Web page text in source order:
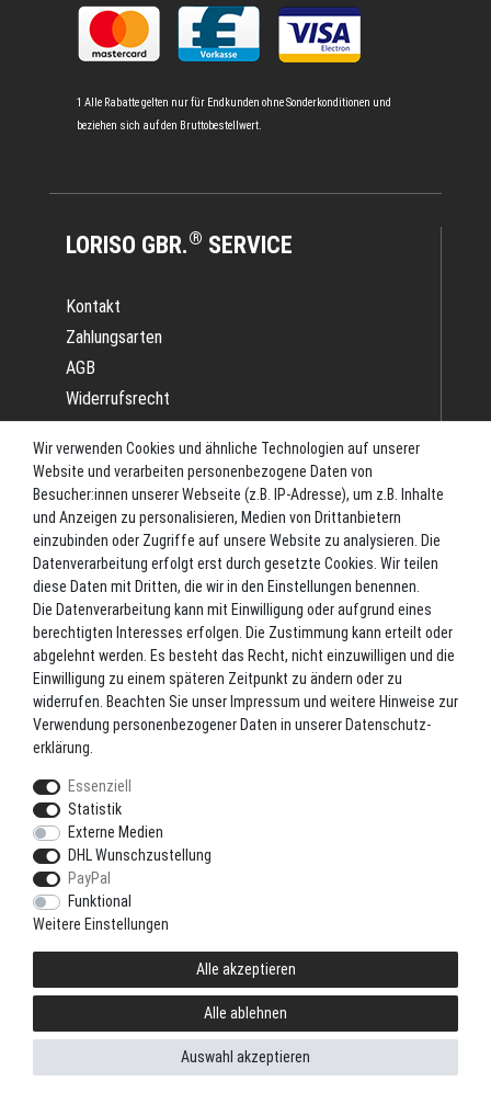
1 Alle Rabatte gelten nur für Endkunden ohne Sonderkonditionen und
beziehen sich auf den Bruttobestellwert.
LORISO GBR.® SERVICE
Kontakt
Zahlungsarten
AGB
Widerrufsrecht
Datenschutz
Batterieverordnung
Versand
Blog
TOP-KATEGORIEN
Angel-Rollen
Angel-Zubehör
Bekleidung
Camping
Markenshop
Ruten
Ruten + Rolle + Schnur
Zielfischprogramme
© Copyright 2021 LoRiSo GbR. Alle Rechte vorbehalten.
Wir verwenden Cookies und ähnliche Technologien auf unserer
Website und verarbeiten personenbezogene Daten von
Besucher:innen unserer Webseite (z.B. IP-Adresse), um z.B. Inhalte
und Anzeigen zu personalisieren, Medien von Drittanbietern
einzubinden oder Zugriffe auf unsere Website zu analysieren. Die
Datenverarbeitung erfolgt erst durch gesetzte Cookies. Wir teilen
diese Daten mit Dritten, die wir in den Einstellungen benennen.
Die Datenverarbeitung kann mit Einwilligung oder aufgrund eines
berechtigten Interesses erfolgen. Die Zustimmung kann erteilt oder
abgelehnt werden. Es besteht das Recht, nicht einzuwilligen und die
Einwilligung zu einem späteren Zeitpunkt zu ändern oder zu
widerrufen. Beachten Sie unser Impressum und weitere Hinweise zur
Verwendung personenbezogener Daten in unserer Daten­schutz­
erklärung
Essenziell
Statistik
Externe Medien
DHL Wunschzustellung
PayPal
Funktional
Weitere Einstellungen
Alle akzeptieren
Alle ablehnen
Auswahl akzeptieren